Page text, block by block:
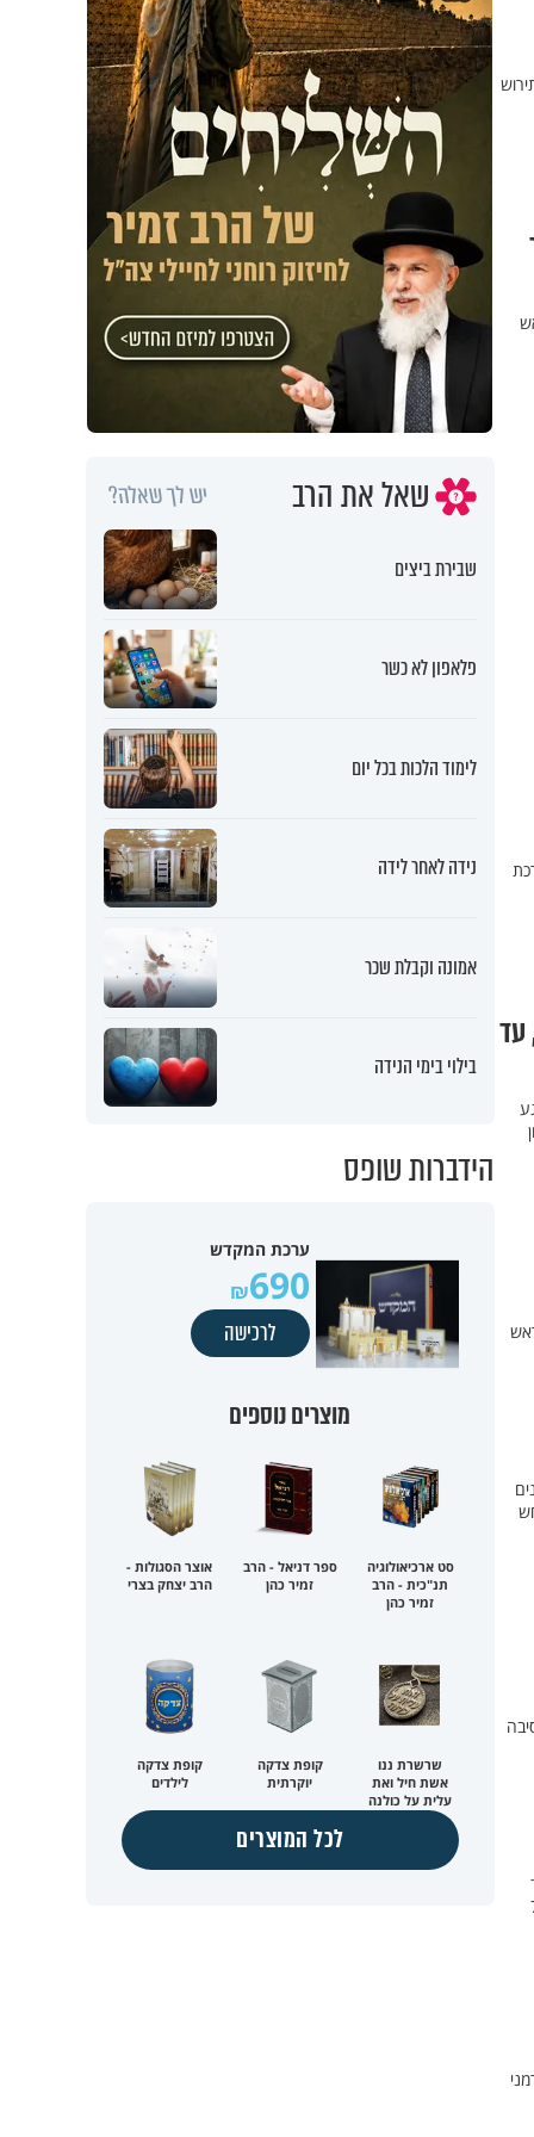
עד
האנושי שלו בכל הנוגע ל-7
שאל את הרב יש לך שאלה?
שבירת ביצים
פלאפון לא כשר
לימוד הלכות בכל יום
נידה לאחר לידה
אמונה וקבלת שכר
בילוי בימי הנידה
הידברות שופס
ערכת המקדש
690
לרכישה
מוצרים נוספים
סט ארכיאולוגיה
תנ"כית - הרב
זמיר כהן
ספר דניאל - הרב
זמיר כהן
אוצר הסגולות -
הרב יצחק בצרי
שרשרת ננו
אשת חיל ואת
עלית על כולנה
קופת צדקה
יוקרתית
קופת צדקה
לילדים
לכל המוצרים